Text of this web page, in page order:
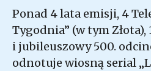
Ponad 4 lata emisji, 4
Tygodnia” (w tym Złota),
i jubileuszowy 500.
odnotuje wiosną serial